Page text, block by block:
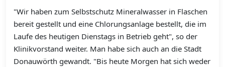
"Wir haben zum Selbstschutz Mineralwasser in Flaschen
bereit gestellt und eine Chlorungsanlage bestellt, die im
Laufe des heutigen Dienstags in Betrieb geht", so der
Klinikvorstand weiter. Man habe sich auch an die Stadt
Donauwörth gewandt. "Bis heute Morgen hat sich weder